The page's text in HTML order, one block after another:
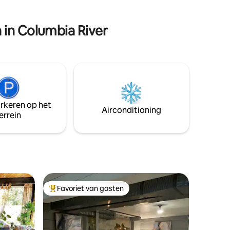
is het perfecte uitje voor koppels die van
de natuur en comfort houden.
Columbia River
op het
Airconditioning
Topfavoriet van gasten
Favoriet van gasten